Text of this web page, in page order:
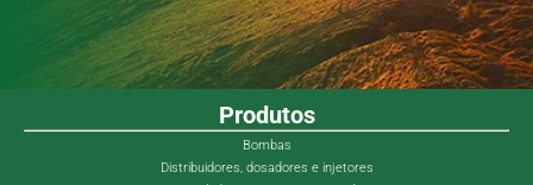
Produtos
Bombas
Distribuidores, dosadores e injetores